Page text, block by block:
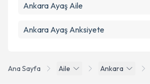
Ana Sayfa Aile Ankara
Ankara Ayaş Aile
Ankara Ayaş Anksiyete